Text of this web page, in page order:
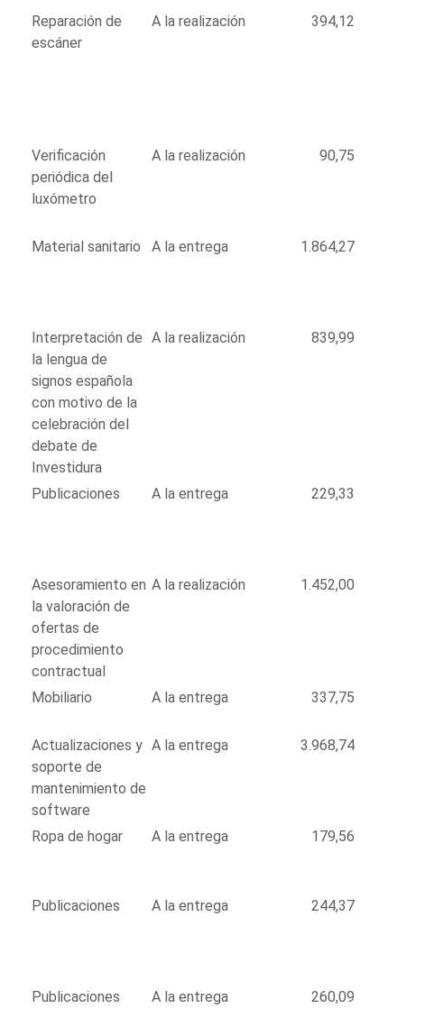
Reparación de
escáner
A la realización 394,12
Verificación
periódica del
luxómetro
A la realización 90,75
Material sanitario A la entrega 1.864,27
Interpretación de
la lengua de
signos española
con motivo de la
celebración del
debate de
Investidura
A la realización 839,99
Publicaciones A la entrega 229,33
Asesoramiento en
la valoración de
ofertas de
procedimiento
contractual
A la realización 1.452,00
Mobiliario A la entrega 337,75
Actualizaciones y
soporte de
mantenimiento de
software
A la entrega 3.968,74
Ropa de hogar A la entrega 179,56
Publicaciones A la entrega 244,37
Publicaciones A la entrega 260,09